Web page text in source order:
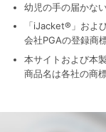
幼児の手の届かな
「iJacket®」およ
会社PGAの登録商
本サイトおよび本
商品名は各社の商